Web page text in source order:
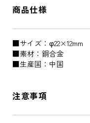
商品仕様
■サイズ：φ22×12mm
■素材：銅合金
■生産国：中国
注意事項